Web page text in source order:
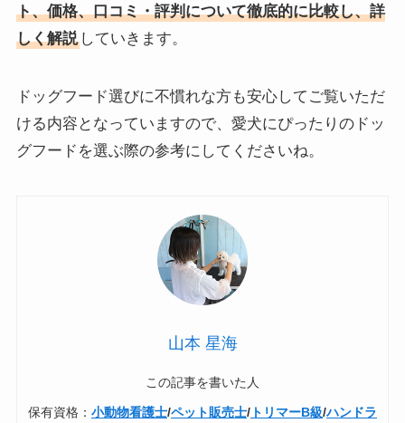
ト、価格、口コミ・評判について徹底的に比較し、詳
しく解説していきます。
ドッグフード選びに不慣れな方も安心してご覧いただ
ける内容となっていますので、愛犬にぴったりのドッ
グフードを選ぶ際の参考にしてくださいね。
山本 星海
この記事を書いた人
保有資格： 小動物看護士/ペット販売士/ トリマーB級/ハンドラ